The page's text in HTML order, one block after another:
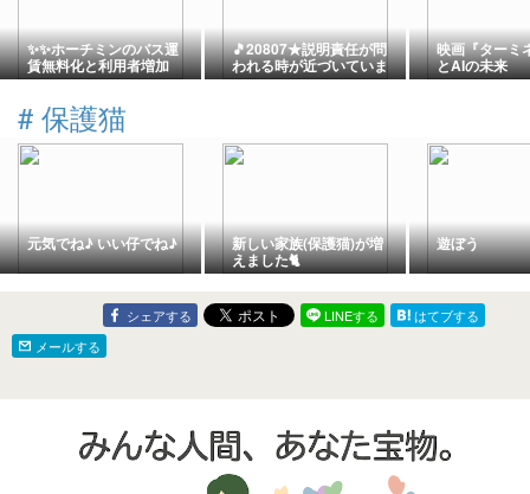
✨✨ホーチミンのバス運
賃無料化と利用者増加
😊!!。
🎵20807★説明責任が問
われる時が近づいていま
す。何がパランティアと
れるべきだ」高市はもち
ろん反対する連中もまた
作する基盤を築いた / 対
ロシア戦争と対イラン戦
争で米国の弱さだけでな
くAIの無能さも明確に /
生きていたければ、
FDA、CDC、企業メディ
ア、そして強引な医師を
かな間引きが進行中🤔
映画『ターミ
とAIの未来
# 保護猫
元気でね♪ いい仔でね♪ 新しい家族(保護猫)が増
えました🐈
遊ぼう
シェアする LINEする
はてブする
メールする